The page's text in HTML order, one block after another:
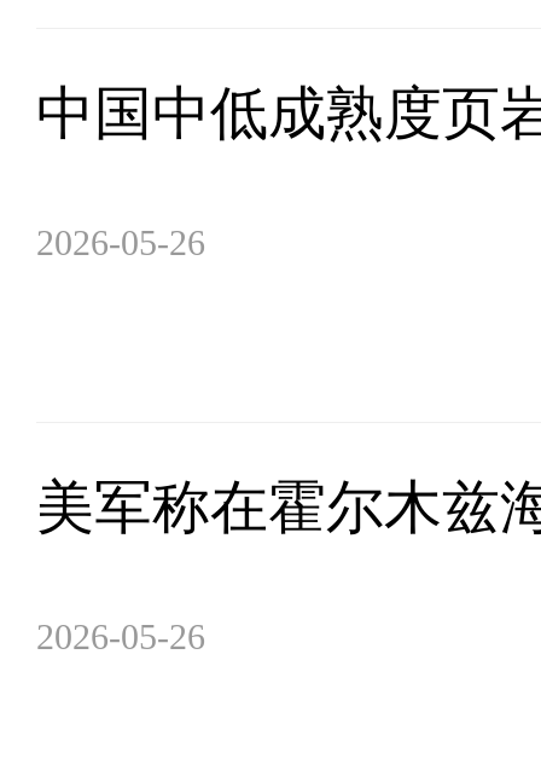
中国中低成熟度页
2026-05-26
美军称在霍尔木兹
2026-05-26